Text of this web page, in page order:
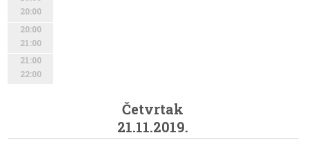
20:00
20:00
21:00
21:00
22:00
Četvrtak
21.11.2019.